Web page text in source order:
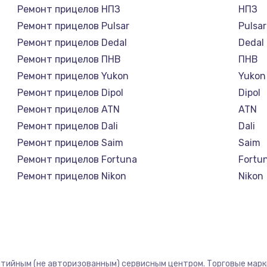
Ремонт прицелов НПЗ
Ремонт прицелов Pulsar
Ремонт прицелов Dedal
Ремонт прицелов ПНВ
Ремонт прицелов Yukon
Ремонт прицелов Dipol
Ремонт прицелов ATN
Ремонт прицелов Dali
Ремонт прицелов Saim
Ремонт прицелов Fortuna
Ремонт прицелов Nikon
Ремонт прицелов HALES
НПЗ
Pulsar
Dedal
ПНВ
Yukon
Dipol
ATN
Dali
Saim
Nikon
(не авторизованным) сервисным центром. Торговые